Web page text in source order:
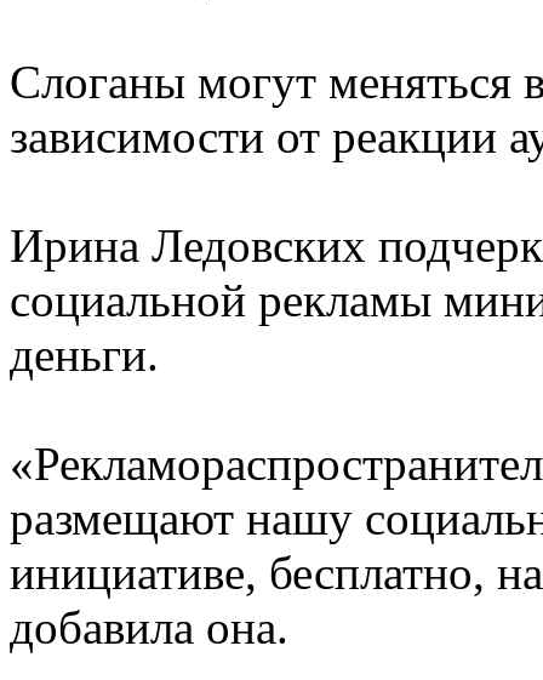
Слоганы могут меняться
зависимости от реакции
Ирина Ледовских
социальной рекламы
деньги.
размещают нашу
инициативе, бесплатно,
добавила она.